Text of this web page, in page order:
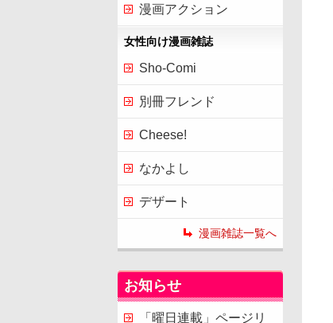
漫画アクション
女性向け漫画雑誌
Sho-Comi
別冊フレンド
Cheese!
なかよし
デザート
漫画雑誌一覧へ
お知らせ
「曜日連載」ページリ